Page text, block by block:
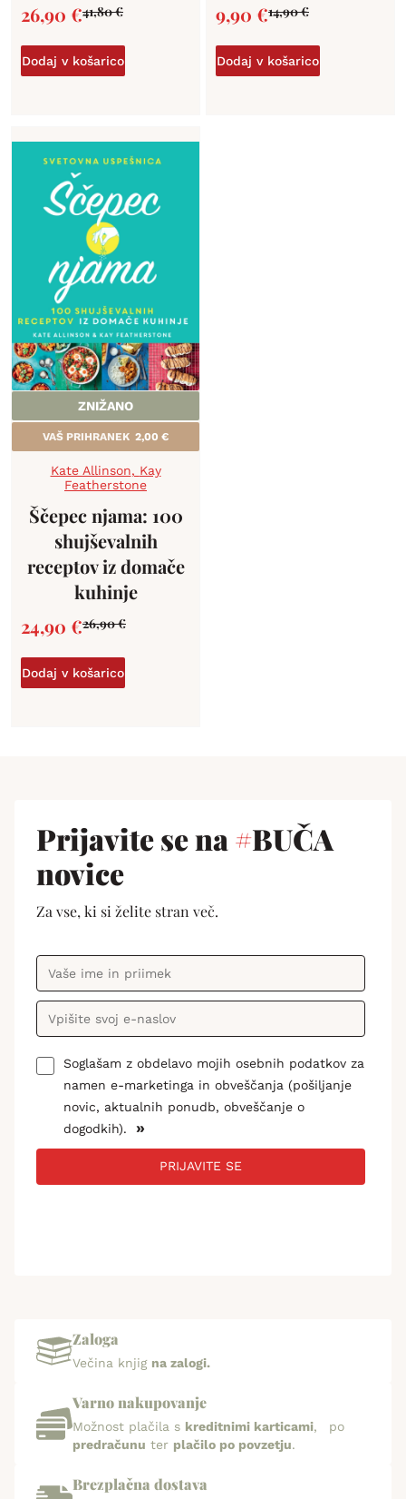
41,80€
26,90 €
Dodaj v košarico
14,90€
9,90 €
Dodaj v košarico
ZNIŽANO
VAŠ PRIHRANEK 2,00 €
Kate Allinson, Kay
Featherstone
Ščepec njama: 100
shujševalnih
receptov iz domače
kuhinje
26,90€
24,90 €
Dodaj v košarico
Prijavite se na#BUČA
novice
Za vse, ki si želite stran več.
Soglašam z obdelavo mojih osebnih podatkov za
namen e-marketinga in obveščanja (pošiljanje
novic, aktualnih ponudb, obveščanje o
dogodkih).
»
PRIJAVITE SE
Zaloga
Večina knjig na zalogi.
Varno nakupovanje
Možnost plačila s kreditnimi karticami, po
predračunu ter plačilo po povzetju.
Brezplačna dostava